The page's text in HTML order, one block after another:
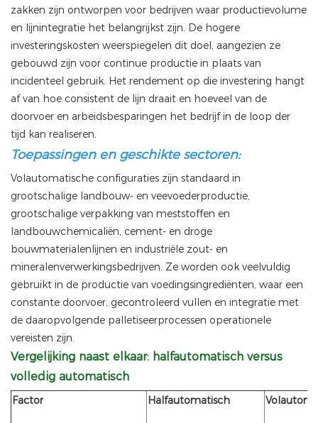
zakken zijn ontworpen voor bedrijven waar productievolume
en lijnintegratie het belangrijkst zijn. De hogere
investeringskosten weerspiegelen dit doel, aangezien ze
gebouwd zijn voor continue productie in plaats van
incidenteel gebruik. Het rendement op die investering hangt
af van hoe consistent de lijn draait en hoeveel van de
doorvoer en arbeidsbesparingen het bedrijf in de loop der
tijd kan realiseren.
Toepassingen en geschikte sectoren:
Volautomatische configuraties zijn standaard in
grootschalige landbouw- en veevoederproductie,
grootschalige verpakking van meststoffen en
landbouwchemicaliën, cement- en droge
bouwmaterialenlijnen en industriële zout- en
mineralenverwerkingsbedrijven. Ze worden ook veelvuldig
gebruikt in de productie van voedingsingrediënten, waar een
constante doorvoer, gecontroleerd vullen en integratie met
de daaropvolgende palletiseerprocessen operationele
vereisten zijn.
Vergelijking naast elkaar: halfautomatisch versus
volledig automatisch
Factor Halfautomatisch